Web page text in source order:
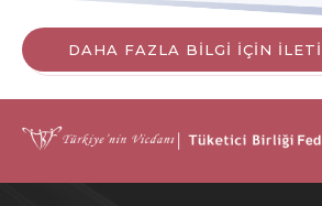
DAHA FAZLA BİLGİ İÇİN